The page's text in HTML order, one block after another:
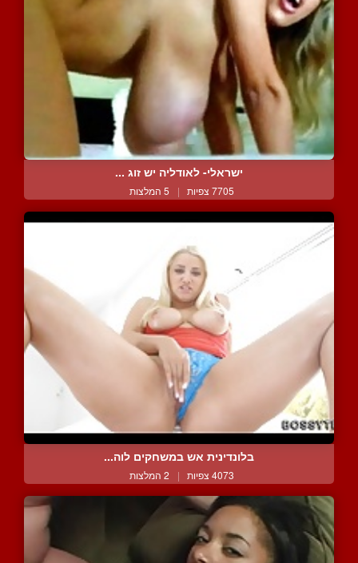
ישראלי- לאודליה יש זוג ...
7705 צפיות | 5 המלצות
בלונדינית אש במשחקים לוה...
4073 צפיות | 2 המלצות